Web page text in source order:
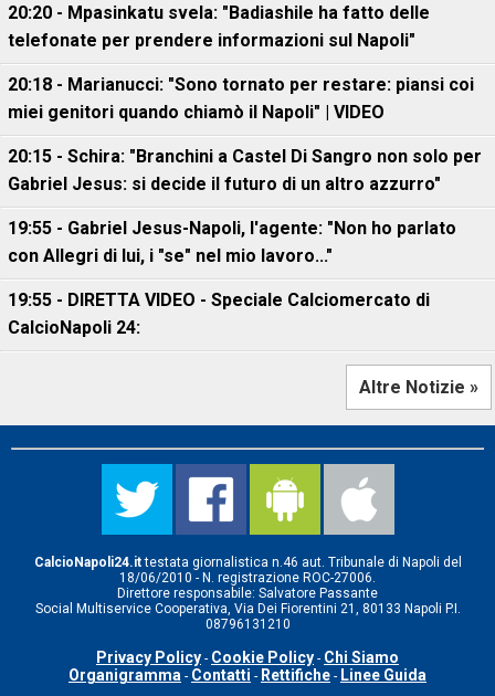
20:20 - Mpasinkatu svela: "Badiashile ha fatto delle
telefonate per prendere informazioni sul Napoli"
20:18 - Marianucci: "Sono tornato per restare: piansi coi
miei genitori quando chiamò il Napoli" | VIDEO
20:15 - Schira: "Branchini a Castel Di Sangro non solo per
Gabriel Jesus: si decide il futuro di un altro azzurro"
19:55 - Gabriel Jesus-Napoli, l'agente: "Non ho parlato
con Allegri di lui, i "se" nel mio lavoro..."
19:55 - DIRETTA VIDEO - Speciale Calciomercato di
CalcioNapoli 24:
Altre Notizie »
CalcioNapoli24.ittestata giornalistica n.46 aut. Tribunale di Napoli del
18/06/2010 - N. registrazione ROC-27006.
Direttore responsabile: Salvatore Passante
Social Multiservice Cooperativa, Via Dei Fiorentini 21, 80133 Napoli P.I.
08796131210
Privacy Policy - Cookie Policy - Chi Siamo
Organigramma - Contatti - Rettifiche - Linee Guida